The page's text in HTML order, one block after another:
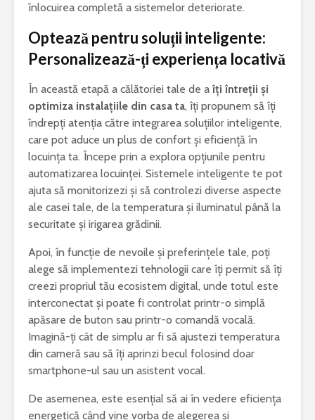
înlocuirea completă a sistemelor deteriorate.
Optează pentru soluții inteligente:
Personalizează-ți experiența locativă
În această etapă a călătoriei tale de a îți întreții și
optimiza instalațiile din casa ta, îți propunem să îți
îndrepți atenția către integrarea soluțiilor inteligente,
care pot aduce un plus de confort și eficiență în
locuința ta. Începe prin a explora opțiunile pentru
automatizarea locuinței. Sistemele inteligente te pot
ajuta să monitorizezi și să controlezi diverse aspecte
ale casei tale, de la temperatura și iluminatul până la
securitate și irigarea grădinii.
Apoi, în funcție de nevoile și preferințele tale, poți
alege să implementezi tehnologii care îți permit să îți
creezi propriul tău ecosistem digital, unde totul este
interconectat și poate fi controlat printr-o simplă
apăsare de buton sau printr-o comandă vocală.
Imagină-ți cât de simplu ar fi să ajustezi temperatura
din cameră sau să îți aprinzi becul folosind doar
smartphone-ul sau un asistent vocal.
De asemenea, este esențial să ai în vedere eficiența
energetică când vine vorba de alegerea și